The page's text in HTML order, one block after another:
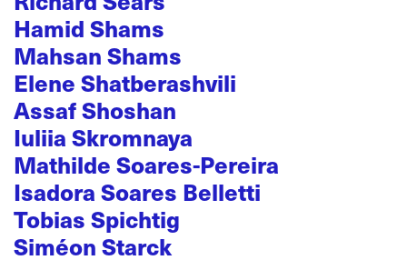
Hamid Shams
Mahsan Shams
Elene Shatberashvili
Assaf Shoshan
Iuliia Skromnaya
Mathilde Soares-Pereira
Isadora Soares Belletti
Tobias Spichtig
Siméon Starck